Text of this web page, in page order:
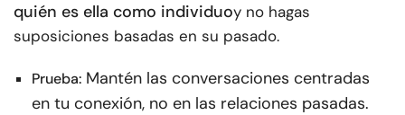
quién es ella como individuoy no hagas
suposiciones basadas en su pasado.
Prueba: Mantén las conversaciones centradas
en tu conexión, no en las relaciones pasadas.